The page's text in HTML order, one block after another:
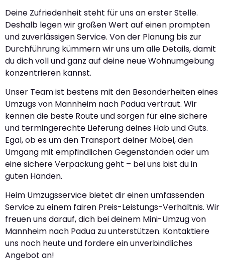
Deine Zufriedenheit steht für uns an erster Stelle.
Deshalb legen wir großen Wert auf einen prompten
und zuverlässigen Service. Von der Planung bis zur
Durchführung kümmern wir uns um alle Details, damit
du dich voll und ganz auf deine neue Wohnumgebung
konzentrieren kannst.
Unser Team ist bestens mit den Besonderheiten eines
Umzugs von Mannheim nach Padua vertraut. Wir
kennen die beste Route und sorgen für eine sichere
und termingerechte Lieferung deines Hab und Guts.
Egal, ob es um den Transport deiner Möbel, den
Umgang mit empfindlichen Gegenständen oder um
eine sichere Verpackung geht – bei uns bist du in
guten Händen.
Heim Umzugsservice bietet dir einen umfassenden
Service zu einem fairen Preis-Leistungs-Verhältnis. Wir
freuen uns darauf, dich bei deinem Mini-Umzug von
Mannheim nach Padua zu unterstützen. Kontaktiere
uns noch heute und fordere ein unverbindliches
Angebot an!